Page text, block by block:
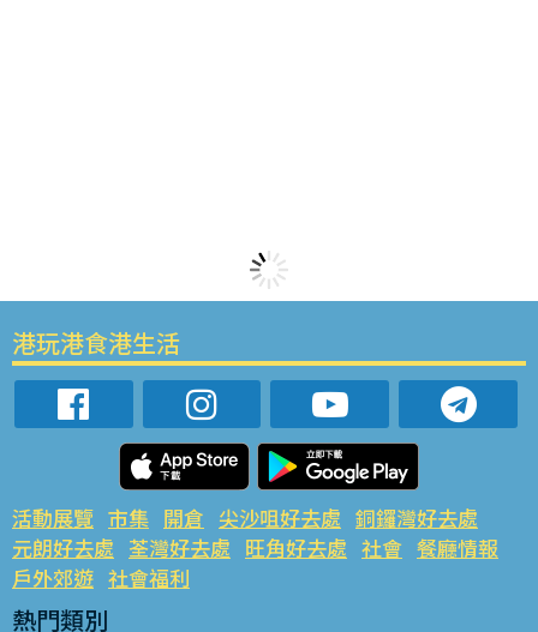
港玩港食港生活
活動展覽 市集 開倉 尖沙咀好去處 銅鑼灣好去處
元朗好去處 荃灣好去處 旺角好去處 社會 餐廳情報
戶外郊遊 社會福利
熱門類別